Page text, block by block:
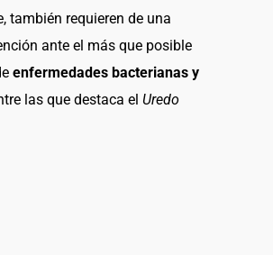
también requieren de una
ante el más que posible
enfermedades bacterianas y
las que destaca el Uredo